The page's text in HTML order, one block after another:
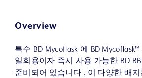
Overview
특수 BD Mycoflask 에 BD
일회용이자 즉시 사용 가능한 BD
준비되어 있습니다 . 이 다양한 배